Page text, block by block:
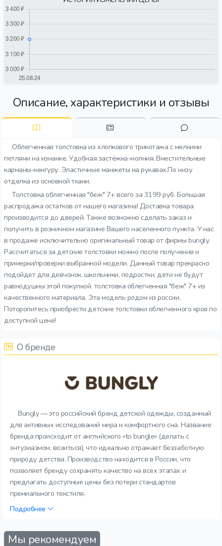
Описание, характеристики и отзывы
Облегченная толстовка из хлопкового трикотажа с мелкими
петлями на изнанке. Удобная застёжка-молния. Вместительные
карманы-кенгуру. Эластичные манжеты на рукавах.По низу
отделка из основной ткани.
Толстовка облегченная "беж" 7+ всего за 3199 руб. Большая
распродажа остатков от нашего магазина! Доставка товара
производится до дверей. Также возможно сделать заказ и
получить в розничном магазине Вашего населенного пункта. У нас
в продаже исключительно оригинальный товар от фирмы bungly.
Рассчитаться за детские толстовки можно после получения и
примерки/проверки выбранной модели. Данный товар прекрасно
подойдет для девчонок. школьники, подростки, дети не будут
равнодушны этой покупкой. толстовка облегченная "беж" 7+ из
качественного материала. Эта модель родом из россии.
Поторопитесь приобрести детские толстовки облегченного кроя по
доступной цене!
О бренде
Bungly — это российский бренд детской одежды, созданный
для активных исследований мира и комфортного сна. Название
бренда происходит от английского «to bungle» (делать с
энтузиазмом, возиться), что идеально отражает беззаботную
природу детства. Производство находится в России, что
позволяет бренду сохранять качество на всех этапах и
предлагать доступные цены без потери стандартов
премиального текстиля.
Подробнее
Мы рекомендуем